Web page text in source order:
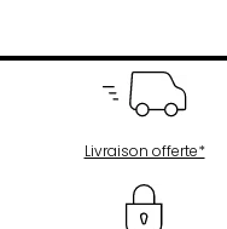
Livraison offerte*